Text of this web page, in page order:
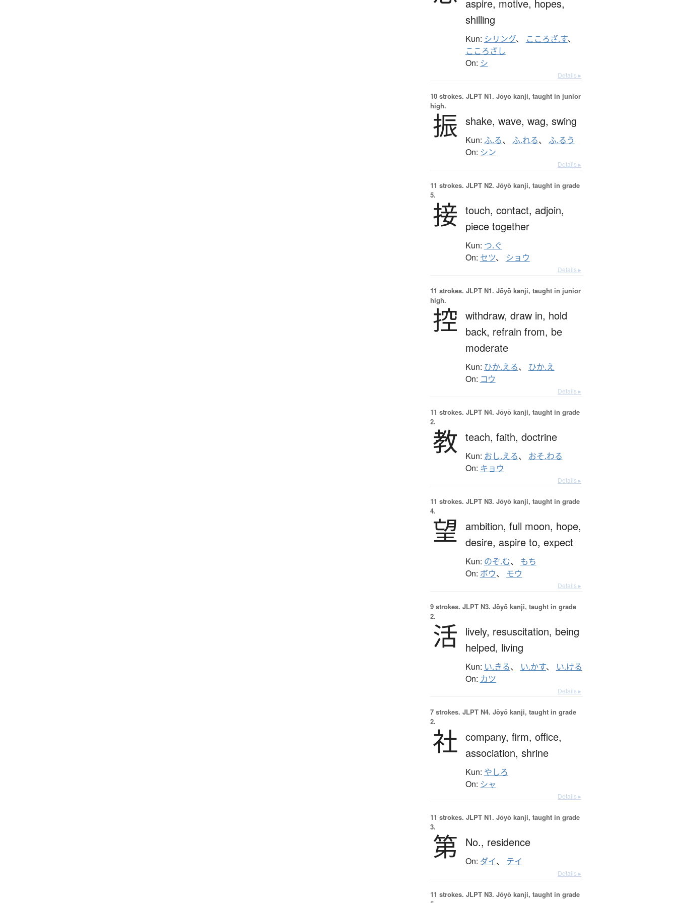
aspire, motive, hopes,
shilling
Kun: シリング、 こころざ.す、
こころざし
On: シ
Details ▸
10 strokes. JLPT N1. Jōyō kanji, taught in junior
high.
振 shake, wave, wag, swing
Kun: ふ.る、 ふ.れる、 ふ.るう
On: シン
Details ▸
11 strokes. JLPT N2. Jōyō kanji, taught in grade
5.
接 touch, contact, adjoin,
piece together
Kun: つ.ぐ
On: セツ、 ショウ
Details ▸
11 strokes. JLPT N1. Jōyō kanji, taught in junior
high.
控 withdraw, draw in, hold
back, refrain from, be
moderate
Kun: ひか.える、 ひか.え
On: コウ
Details ▸
11 strokes. JLPT N4. Jōyō kanji, taught in grade
2.
教 teach, faith, doctrine
Kun: おし.える、 おそ.わる
On: キョウ
Details ▸
11 strokes. JLPT N3. Jōyō kanji, taught in grade
4.
望 ambition, full moon, hope,
desire, aspire to, expect
Kun: のぞ.む、 もち
On: ボウ、 モウ
Details ▸
9 strokes. JLPT N3. Jōyō kanji, taught in grade
2.
活 lively, resuscitation, being
helped, living
Kun: い.きる、 い.かす、 い.ける
On: カツ
Details ▸
7 strokes. JLPT N4. Jōyō kanji, taught in grade
2.
社 company, firm, office,
association, shrine
Kun: やしろ
On: シャ
Details ▸
11 strokes. JLPT N1. Jōyō kanji, taught in grade
3.
第 No., residence
On: ダイ、 テイ
Details ▸
11 strokes. JLPT N3. Jōyō kanji, taught in grade